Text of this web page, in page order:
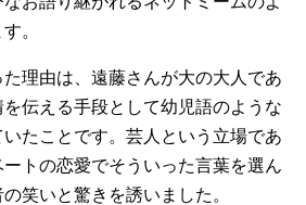
。
理由は、遠藤さんが大の大人であ
伝える手段として幼児語のような
いたことです。芸人という立場であ
トの恋愛でそういった言葉を選ん
笑いと驚きを誘いました。